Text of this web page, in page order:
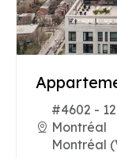
#4602 -
Montréal
Montréal